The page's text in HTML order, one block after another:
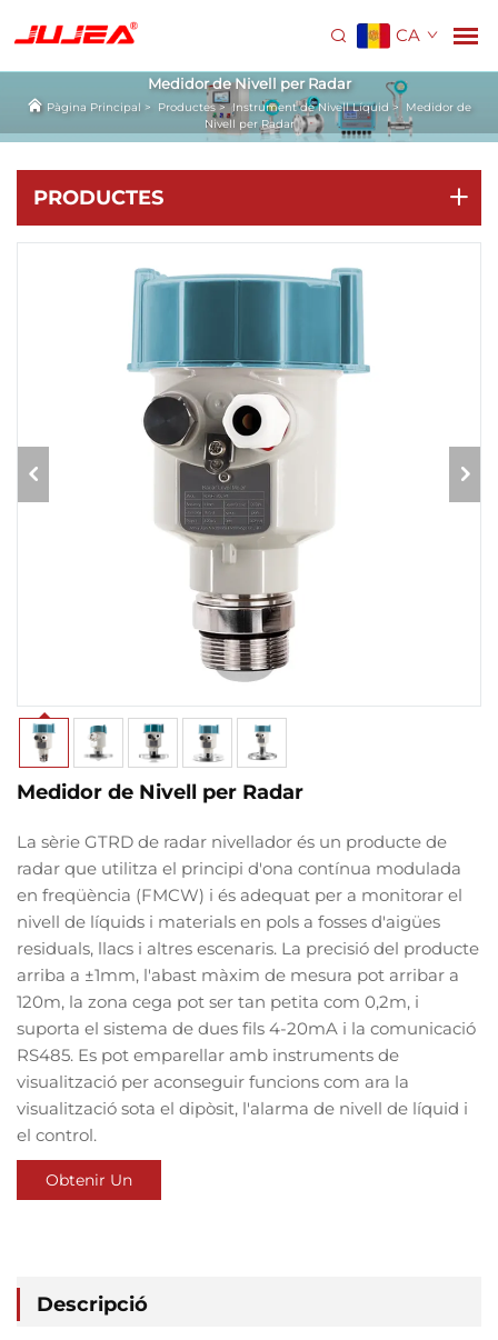
CA
Medidor de Nivell per Radar
Pàgina Principal > Productes>Instrument de Nivell Líquid > Medidor de
Nivell per Radar
PRODUCTES
Medidor de Nivell per Radar
La sèrie GTRD de radar nivellador és un producte de
radar que utilitza el principi d'ona contínua modulada
en freqüència (FMCW) i és adequat per a monitorar el
nivell de líquids i materials en pols a fosses d'aigües
residuals, llacs i altres escenaris. La precisió del producte
arriba a ±1mm, l'abast màxim de mesura pot arribar a
120m, la zona cega pot ser tan petita com 0,2m, i
suporta el sistema de dues fils 4-20mA i la comunicació
RS485. Es pot emparellar amb instruments de
visualització per aconseguir funcions com ara la
visualització sota el dipòsit, l'alarma de nivell de líquid i
el control.
Obtenir Un
Descripció